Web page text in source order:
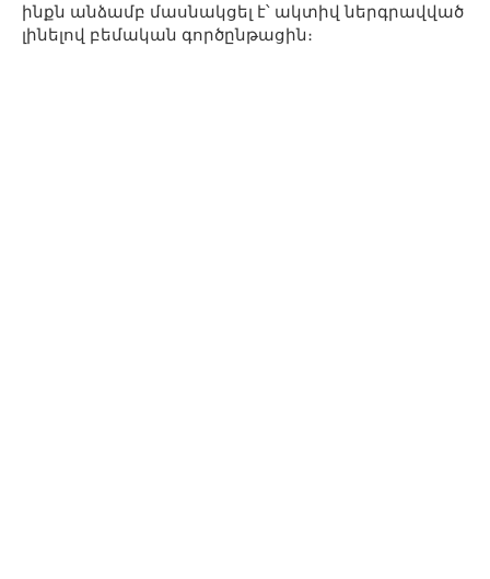
ինքն անձամբ մասնակցել է՝ ակտիվ ներգրավված
լինելով բեմական գործընթացին։